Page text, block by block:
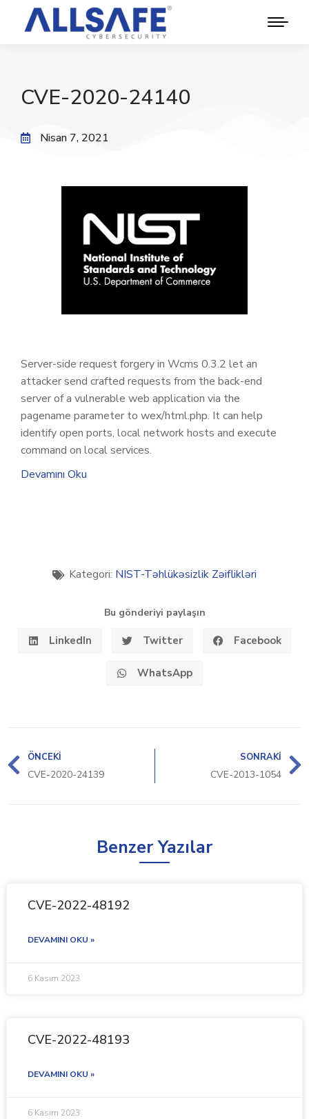
CVE-2020-24140
Nisan 7, 2021
Server-side request forgery in Wcms 0.3.2 let an
attacker send crafted requests from the back-end
server of a vulnerable web application via the
pagename parameter to wex/html.php. It can help
identify open ports, local network hosts and execute
command on local services.
Devamını Oku
Kategori: NIST-Təhlükəsizlik Zəiflikləri
Bu gönderiyi paylaşın
LinkedIn Twitter Facebook
WhatsApp
ÖNCEKI
CVE-2020-24139
SONRAKI
CVE-2013-1054
Benzer Yazılar
CVE-2022-48192
DEVAMINI OKU »
6 Kasım 2023
CVE-2022-48193
DEVAMINI OKU »
6 Kasım 2023